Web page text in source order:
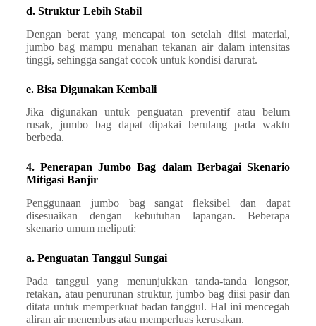
d. Struktur Lebih Stabil
Dengan berat yang mencapai ton setelah diisi material,
jumbo bag mampu menahan tekanan air dalam intensitas
tinggi, sehingga sangat cocok untuk kondisi darurat.
e. Bisa Digunakan Kembali
Jika digunakan untuk penguatan preventif atau belum
rusak, jumbo bag dapat dipakai berulang pada waktu
berbeda.
4. Penerapan Jumbo Bag dalam Berbagai Skenario
Mitigasi Banjir
Penggunaan jumbo bag sangat fleksibel dan dapat
disesuaikan dengan kebutuhan lapangan. Beberapa
skenario umum meliputi:
a. Penguatan Tanggul Sungai
Pada tanggul yang menunjukkan tanda-tanda longsor,
retakan, atau penurunan struktur, jumbo bag diisi pasir dan
ditata untuk memperkuat badan tanggul. Hal ini mencegah
aliran air menembus atau memperluas kerusakan.